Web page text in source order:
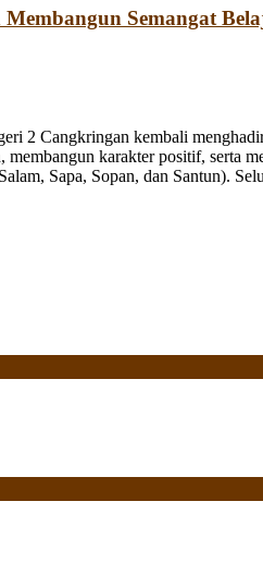
Semangat
2 Cangkringan kembali
karakter positif, serta
Sapa, Sopan, dan Santun).